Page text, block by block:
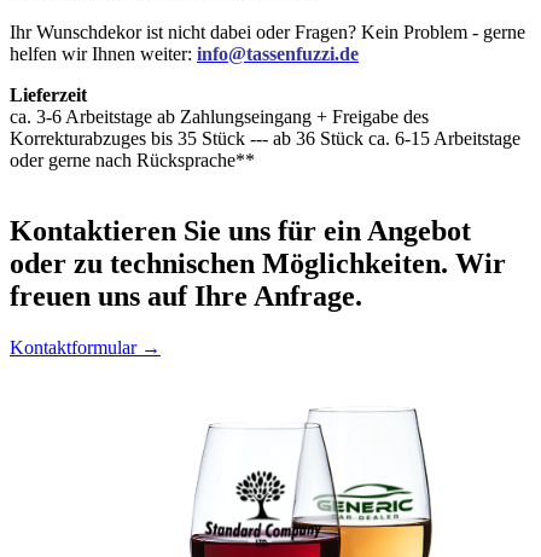
Ihr Wunschdekor ist nicht dabei oder Fragen? Kein Problem - gerne
helfen wir Ihnen weiter: info@tassenfuzzi.de
Lieferzeit
ca. 3-6 Arbeitstage ab Zahlungseingang + Freigabe des
Korrekturabzuges bis 35 Stück --- ab 36 Stück ca. 6-15 Arbeitstage
oder gerne nach Rücksprache**
Kontaktieren Sie uns für ein Angebot
oder zu technischen Möglichkeiten. Wir
freuen uns auf Ihre Anfrage.
Kontaktformular →